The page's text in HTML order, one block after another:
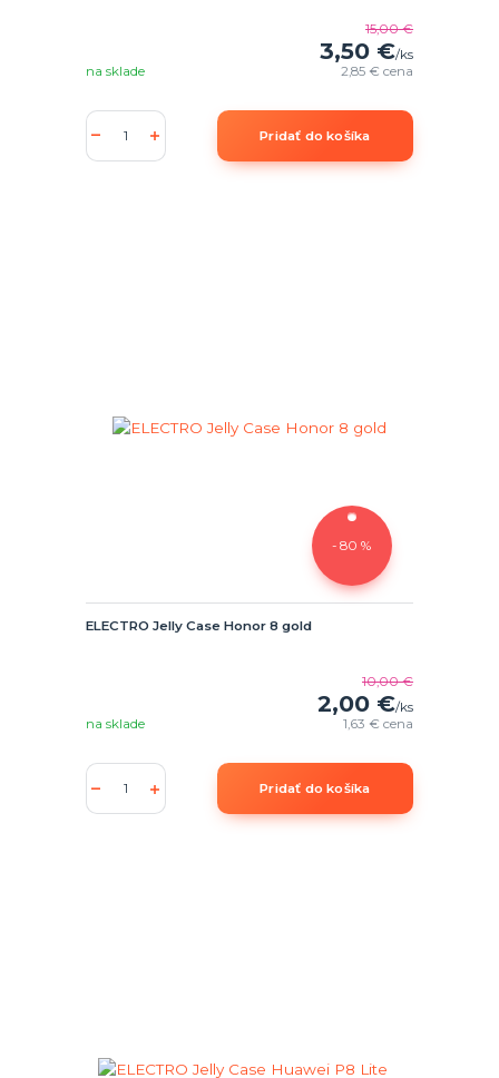
15,00 €
3,50 €/ks
2,85 €cena
na sklade
Pridať do košíka
- 80 %
ELECTRO Jelly Case Honor 8 gold
10,00 €
2,00 €/ks
1,63 €cena
na sklade
Pridať do košíka